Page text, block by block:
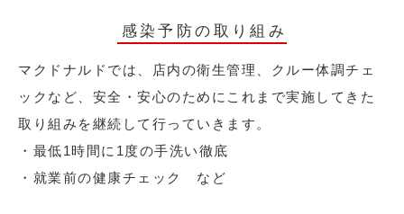
感染予防の取り組み
マクドナルドでは、店内の衛生管理、クルー体調チェ
ックなど、安全・安心のためにこれまで実施してきた
取り組みを継続して行っていきます。
・最低1時間に1度の手洗い徹底
・就業前の健康チェック など